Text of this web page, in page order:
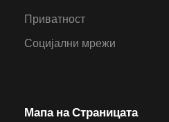
Приватност
Социјални мрежи
Мапа на Страницата